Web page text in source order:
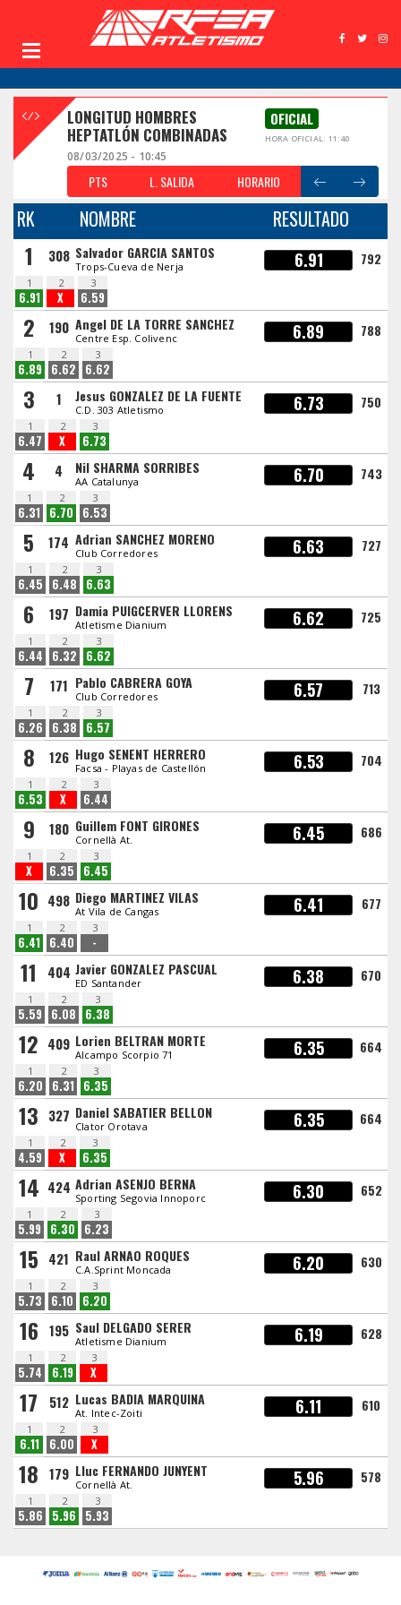
LONGITUD HOMBRES
HEPTATLÓN COMBINADAS
OFICIAL
HORA OFICIAL: 11:40
08/03/2025 - 10:45
PTS L. SALIDA HORARIO
RK NOMBRE RESULTADO
1 308 Salvador GARCIA SANTOS
Trops-Cueva de Nerja 6.91 792
1
6.91
2
X
3
6.59
2 190 Angel DE LA TORRE SANCHEZ
Centre Esp. Colivenc 6.89 788
1
6.89
2
6.62
3
6.62
3 1 Jesus GONZALEZ DE LA FUENTE
C.D. 303 Atletismo 6.73 750
1
6.47
2
X
3
6.73
4 4 Nil SHARMA SORRIBES
AA Catalunya 6.70 743
1
6.31
2
6.70
3
6.53
5 174 Adrian SANCHEZ MORENO
Club Corredores 6.63 727
1
6.45
2
6.48
3
6.63
6 197 Damia PUIGCERVER LLORENS
Atletisme Dianium 6.62 725
1
6.44
2
6.32
3
6.62
7 171 Pablo CABRERA GOYA
Club Corredores 6.57 713
1
6.26
2
6.38
3
6.57
8 126 Hugo SENENT HERRERO
Facsa - Playas de Castellón 6.53 704
1
6.53
2
X
3
6.44
9 180 Guillem FONT GIRONES
Cornellà At. 6.45 686
1
X
2
6.35
3
6.45
10 498 Diego MARTINEZ VILAS
At Vila de Cangas 6.41 677
1
6.41
2
6.40
3
-
11 404 Javier GONZALEZ PASCUAL
ED Santander 6.38 670
1
5.59
2
6.08
3
6.38
12 409 Lorien BELTRAN MORTE
Alcampo Scorpio 71 6.35 664
1
6.20
2
6.31
3
6.35
13 327 Daniel SABATIER BELLON
Clator Orotava 6.35 664
1
4.59
2
X
3
6.35
14 424 Adrian ASENJO BERNA
Sporting Segovia Innoporc 6.30 652
1
5.99
2
6.30
3
6.23
15 421 Raul ARNAO ROQUES
C.A.Sprint Moncada 6.20 630
1
5.73
2
6.10
3
6.20
16 195 Saul DELGADO SERER
Atletisme Dianium 6.19 628
1
5.74
2
6.19
3
X
17 512 Lucas BADIA MARQUINA
At. Intec-Zoiti 6.11 610
1
6.11
2
6.00
3
X
18 179 Lluc FERNANDO JUNYENT
Cornellà At. 5.96 578
1
5.86
2
5.96
3
5.93